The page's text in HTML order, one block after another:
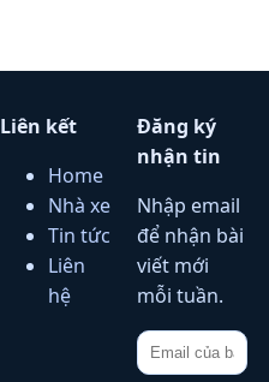
Liên kết
Home
Nhà xe
Tin tức
Liên
hệ
Đăng ký
nhận tin
Nhập email
để nhận bài
viết mới
mỗi tuần.